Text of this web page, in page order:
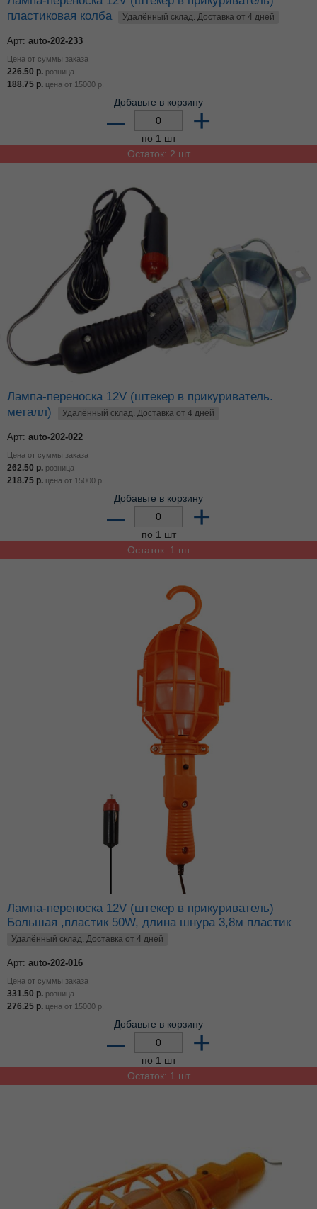
пластиковая колба
Удалённый склад. Доставка от 4 дней
Арт: auto-202-233
Цена от суммы заказа
226.50 р. розница
188.75 р. цена от 15000 р.
Добавьте в корзину
– +
по 1 шт
Остаток: 2 шт
Лампа-переноска 12V (штекер в прикуриватель.
металл)
Удалённый склад. Доставка от 4 дней
Арт: auto-202-022
Цена от суммы заказа
262.50 р. розница
218.75 р. цена от 15000 р.
Добавьте в корзину
– +
по 1 шт
Остаток: 1 шт
Лампа-переноска 12V (штекер в прикуриватель)
Большая ,пластик 50W, длина шнура 3,8м пластик
Удалённый склад. Доставка от 4 дней
Арт: auto-202-016
Цена от суммы заказа
331.50 р. розница
276.25 р. цена от 15000 р.
Добавьте в корзину
– +
по 1 шт
Остаток: 1 шт